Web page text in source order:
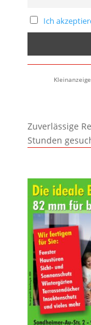
Ich
Zuverlässige
Stunden